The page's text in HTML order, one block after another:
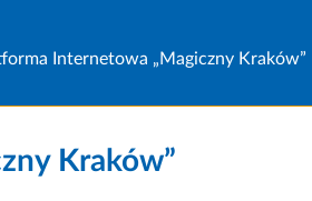
Internetowa „Magiczny Kraków”
Kraków”